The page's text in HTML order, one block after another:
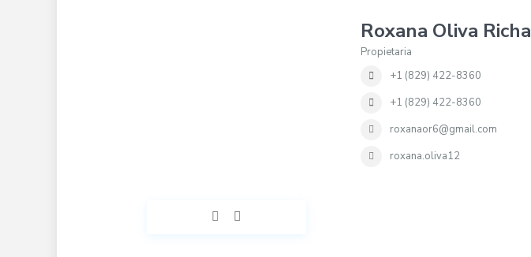
Roxana Oliva
Propietaria
+1 (829) 422-8360
+1 (829) 422-8360
roxanaor6@gmail.com
roxana.oliva12